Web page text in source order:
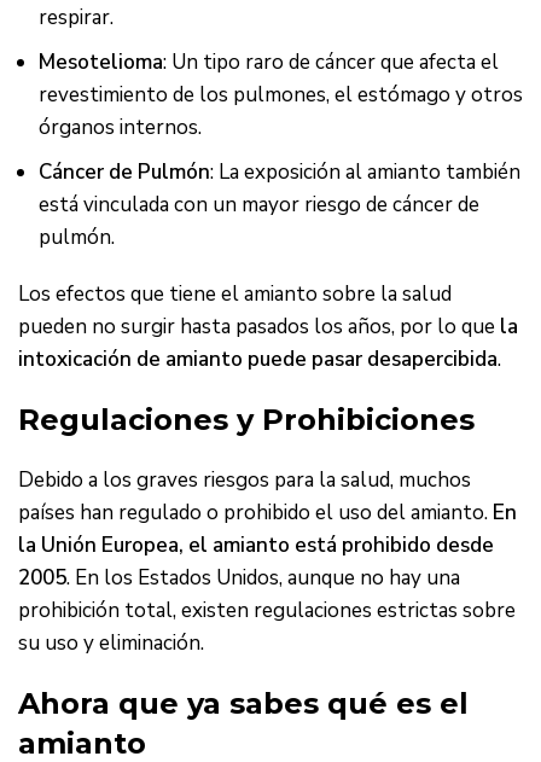
respirar.
Mesotelioma: Un tipo raro de cáncer que afecta el
revestimiento de los pulmones, el estómago y otros
órganos internos.
Cáncer de Pulmón: La exposición al amianto también
está vinculada con un mayor riesgo de cáncer de
pulmón.
Los efectos que tiene el amianto sobre la salud
pueden no surgir hasta pasados los años, por lo que la
intoxicación de amianto puede pasar desapercibida.
Regulaciones y Prohibiciones
Debido a los graves riesgos para la salud, muchos
países han regulado o prohibido el uso del amianto. En
la Unión Europea, el amianto está prohibido desde
2005. En los Estados Unidos, aunque no hay una
prohibición total, existen regulaciones estrictas sobre
su uso y eliminación.
Ahora que ya sabes qué es el
amianto